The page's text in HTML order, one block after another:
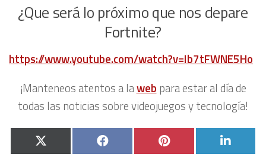
¿Que será lo próximo que nos depare
Fortnite?
https://www.youtube.com/watch?v=Ib7tFWNE5Ho
¡Manteneos atentos a laweb para estar al día de
todas las noticias sobre videojuegos y tecnología!
Compartir
en
(Twitter)
Compartir
en
Facebook Compartir
en en